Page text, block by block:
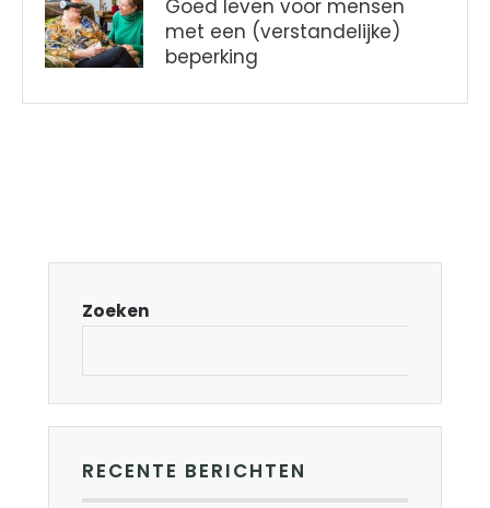
Goed leven voor mensen
met een (verstandelijke)
beperking
Zoeken
RECENTE BERICHTEN